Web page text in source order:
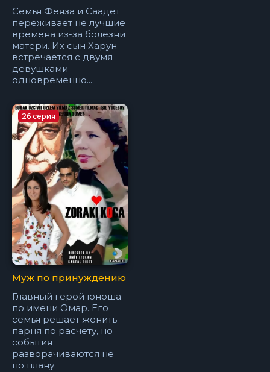
Семья Феяза и Саадет
переживает не лучшие
времена из-за болезни
матери. Их сын Харун
встречается с двумя
девушками
одновременно...
26 серия
Муж по принуждению
Главный герой юноша
по имени Омар. Его
семья решает женить
парня по расчету, но
события
разворачиваются не
по плану.